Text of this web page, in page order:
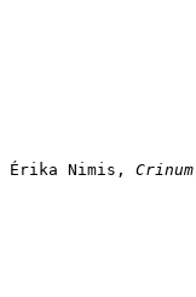
Érika Nimis, Crinum